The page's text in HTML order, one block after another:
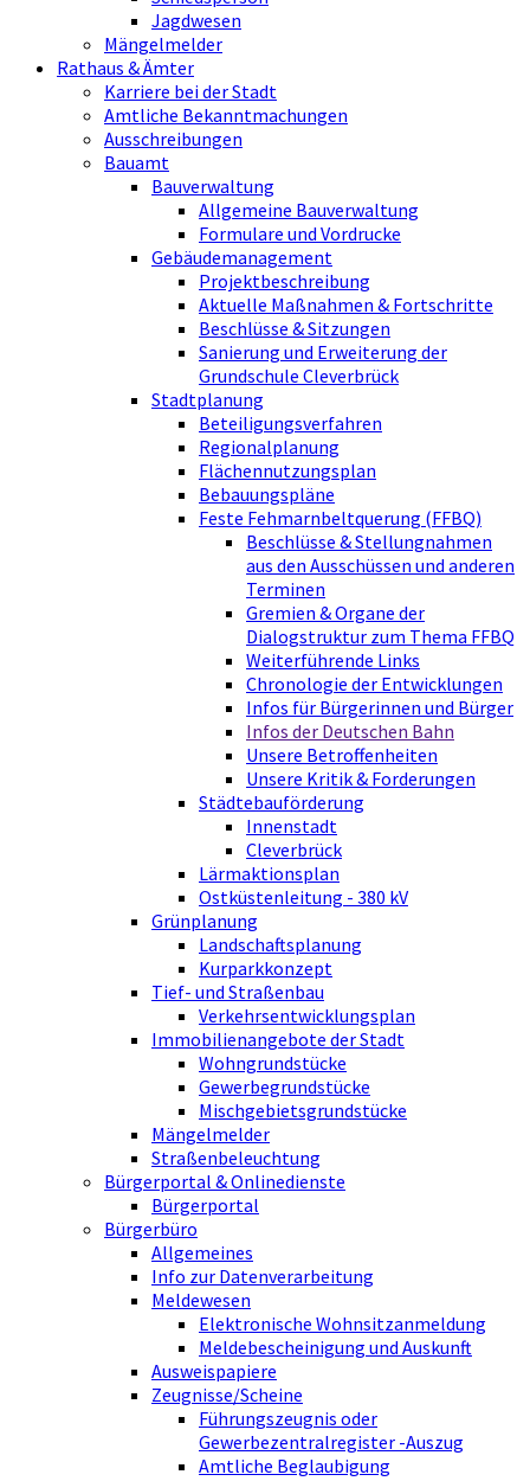
Jagdwesen
Mängelmelder
Rathaus & Ämter
Karriere bei der Stadt
Amtliche Bekanntmachungen
Ausschreibungen
Bauamt
Bauverwaltung
Allgemeine Bauverwaltung
Formulare und Vordrucke
Gebäudemanagement
Projektbeschreibung
Aktuelle Maßnahmen & Fortschritte
Beschlüsse & Sitzungen
Sanierung und Erweiterung der
Grundschule Cleverbrück
Stadtplanung
Beteiligungsverfahren
Regionalplanung
Flächennutzungsplan
Bebauungspläne
Feste Fehmarnbeltquerung (FFBQ)
Beschlüsse & Stellungnahmen
aus den Ausschüssen und anderen
Terminen
Gremien & Organe der
Dialogstruktur zum Thema FFBQ
Weiterführende Links
Chronologie der Entwicklungen
Infos für Bürgerinnen und Bürger
Infos der Deutschen Bahn
Unsere Betroffenheiten
Unsere Kritik & Forderungen
Städtebauförderung
Innenstadt
Cleverbrück
Lärmaktionsplan
Ostküstenleitung - 380 kV
Grünplanung
Landschaftsplanung
Kurparkkonzept
Tief- und Straßenbau
Verkehrsentwicklungsplan
Immobilienangebote der Stadt
Wohngrundstücke
Gewerbegrundstücke
Mischgebietsgrundstücke
Mängelmelder
Straßenbeleuchtung
Bürgerportal & Onlinedienste
Bürgerportal
Bürgerbüro
Allgemeines
Info zur Datenverarbeitung
Meldewesen
Elektronische Wohnsitzanmeldung
Meldebescheinigung und Auskunft
Ausweispapiere
Zeugnisse/Scheine
Führungszeugnis oder
Gewerbezentralregister -Auszug
Amtliche Beglaubigung